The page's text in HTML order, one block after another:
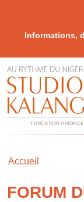
Informations,
Accueil
FORUM